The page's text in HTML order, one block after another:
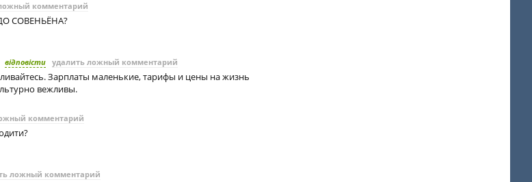
комментарий
СОВЕНЬЁНА?
відповісти удалить ложный комментарий
Зарплаты маленькие, тарифы и цены на жизнь
вежливы.
комментарий
ложный комментарий